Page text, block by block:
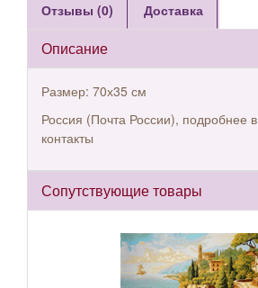
Отзывы (0) Доставка
Описание
Размер: 70х35 см
Россия (Почта России), подробнее
контакты
Сопутствующие товары